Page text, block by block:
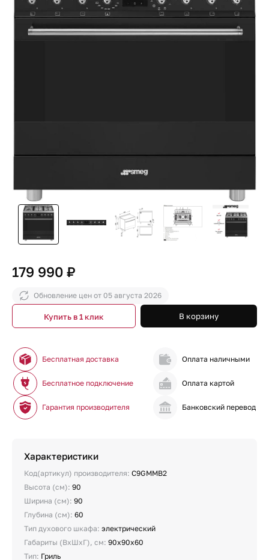
179 990 ₽
Обновление цен от 05 августа 2026
В корзину
Купить в 1 клик
Бесплатная доставка
Бесплатное подключение
Гарантия производителя
Оплата наличными
Оплата картой
Банковский перевод
Характеристики
Код(артикул) производителя: C9GMMB2
Высота (см): 90
Ширина (см): 90
Глубина (см): 60
Тип духового шкафа: электрический
Габариты (ВхШхГ), см: 90х90х60
Тип: Гриль